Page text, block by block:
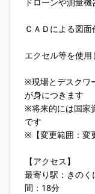
ＣＡＤによる図
エクセル等を使
※現場とデスクワ
が身につきます
※将来的には国家
です
※【変更範囲：変
【アクセス】
最寄り駅：きの
間：18分